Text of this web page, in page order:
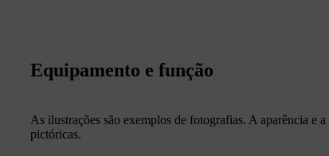
Equipamento e função
As ilustrações são exemplos de fotografias. A aparência e
pictóricas.